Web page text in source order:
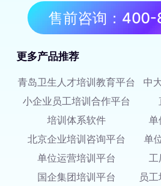
售前咨询：
更多产品推荐
青岛卫生人才培训教育平台
中
小企业员工培训合作平台
培训体系软件
单
北京企业培训咨询平台
单
单位运营培训平台
工
国企集团培训平台
员